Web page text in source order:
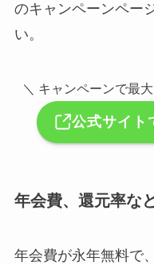
のキャンペーンペー
い。
＼ キャンペーンで最
公式サイト
年会費、還元率な
年会費が永年無料で